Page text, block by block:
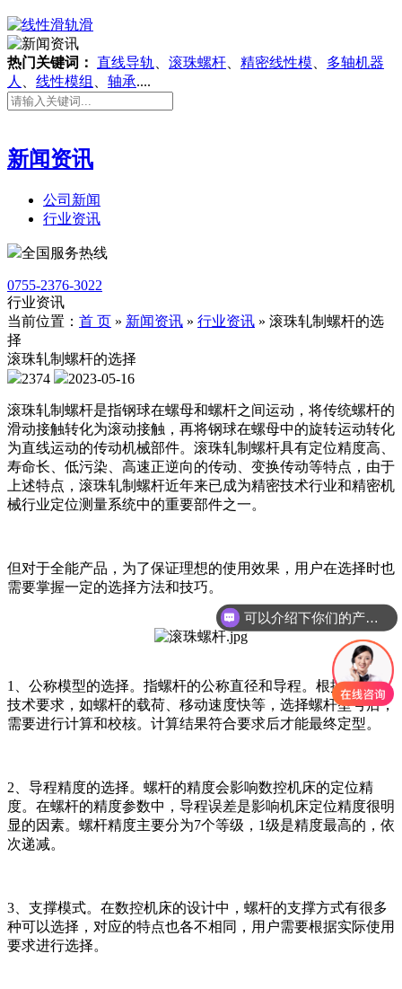
热门关键词： 直线导轨 滚珠螺杆 精密线性模
多轴机器
人
线性模组 轴承....
新闻资讯
公司新闻
行业资讯
全国服务热线
0755-2376-3022
行业资讯
当前位置： 首 页 » 新闻资讯 » 行业资讯 » 滚珠轧制螺杆的选
择
滚珠轧制螺杆的选择
2374
2023-05-16
滚珠轧制螺杆是指钢球在螺母和螺杆之间运动，将传统螺杆的
滑动接触转化为滚动接触，再将钢球在螺母中的旋转运动转化
为直线运动的传动机械部件。滚珠轧制螺杆具有定位精度高、
寿命长、低污染、高速正逆向的传动、变换传动等特点，由于
上述特点，滚珠轧制螺杆近年来已成为精密技术行业和精密机
械行业定位测量系统中的重要部件之一。
但对于全能产品，为了保证理想的使用效果，用户在选择时也
需要掌握一定的选择方法和技巧。
1、公称模型的选择。指螺杆的公称直径和导程。根据机床的
技术要求，如螺杆的载荷、移动速度快等，选择螺杆型号后，
需要进行计算和校核。计算结果符合要求后才能最终定型。
2、导程精度的选择。螺杆的精度会影响数控机床的定位精
度。在螺杆的精度参数中，导程误差是影响机床定位精度很明
显的因素。螺杆精度主要分为7个等级，1级是精度最高的，依
次递减。
3、支撑模式。在数控机床的设计中，螺杆的支撑方式有很多
种可以选择，对应的特点也各不相同，用户需要根据实际使用
要求进行选择。
可以介绍下你们的产品么？